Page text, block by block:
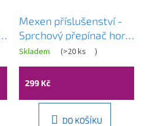
Mexen příslušenství -
Sprchový přepínač horní
a ruční sprchy, bílá,
79399-20
Skladem (>20 ks )
299 Kč
DO KOŠÍKU